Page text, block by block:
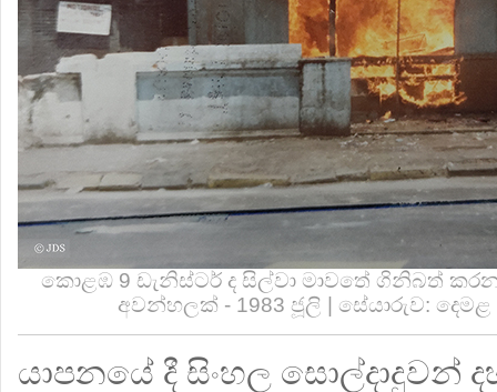
කොළඹ 9 ඩැනිස්ටර් ද සිල්වා මාවතේ ගිනිබත්
අවන්හලක් - 1983 ජූලි | සේයාරුව:
යාපනයේ දී සිංහල සොල්දාදුවන්